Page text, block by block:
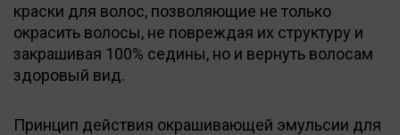
краски для волос, позволяющие не только
окрасить волосы, не повреждая их структуру и
закрашивая 100% седины, но и вернуть волосам
здоровый вид.
Принцип действия окрашивающей эмульсии для